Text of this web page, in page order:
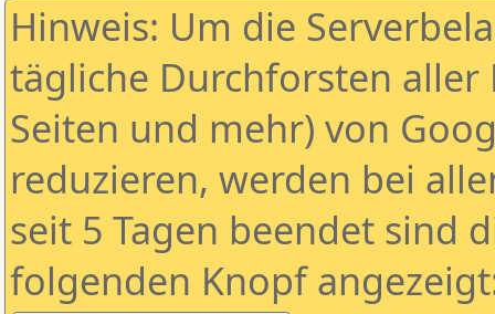
Hinweis: Um die
tägliche Durchforsten aller
Seiten und mehr) von
reduzieren, werden bei
seit 5 Tagen beendet sind
folgenden Knopf